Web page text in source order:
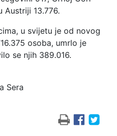
Austriji 13.776.
u svijetu je od novog
osoba, umrlo je
se njih 389.016.
Sera